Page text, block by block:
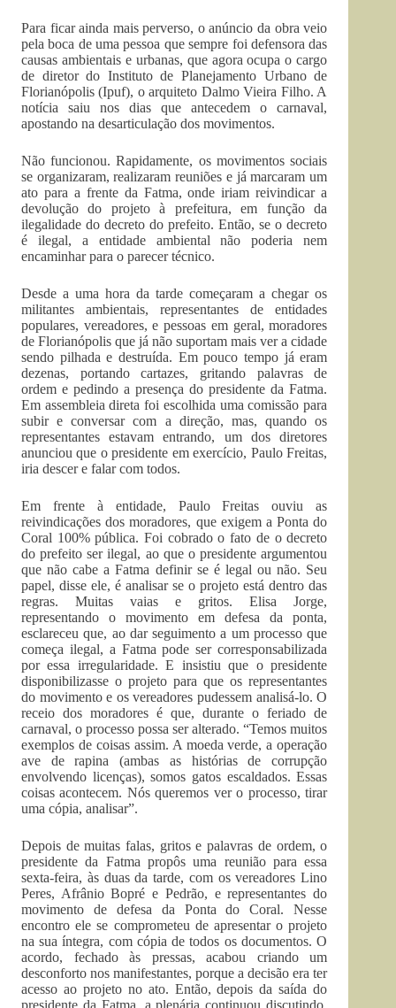
Para ficar ainda mais perverso, o anúncio da obra veio
pela boca de uma pessoa que sempre foi defensora das
causas ambientais e urbanas, que agora ocupa o cargo
de diretor do Instituto de Planejamento Urbano de
Florianópolis (Ipuf), o arquiteto Dalmo Vieira Filho. A
notícia saiu nos dias que antecedem o carnaval,
apostando na desarticulação dos movimentos.
Não funcionou. Rapidamente, os movimentos sociais
se organizaram, realizaram reuniões e já marcaram um
ato para a frente da Fatma, onde iriam reivindicar a
devolução do projeto à prefeitura, em função da
ilegalidade do decreto do prefeito. Então, se o decreto
é ilegal, a entidade ambiental não poderia nem
encaminhar para o parecer técnico.
Desde a uma hora da tarde começaram a chegar os
militantes ambientais, representantes de entidades
populares, vereadores, e pessoas em geral, moradores
de Florianópolis que já não suportam mais ver a cidade
sendo pilhada e destruída. Em pouco tempo já eram
dezenas, portando cartazes, gritando palavras de
ordem e pedindo a presença do presidente da Fatma.
Em assembleia direta foi escolhida uma comissão para
subir e conversar com a direção, mas, quando os
representantes estavam entrando, um dos diretores
anunciou que o presidente em exercício, Paulo Freitas,
iria descer e falar com todos.
Em frente à entidade, Paulo Freitas ouviu as
reivindicações dos moradores, que exigem a Ponta do
Coral 100% pública. Foi cobrado o fato de o decreto
do prefeito ser ilegal, ao que o presidente argumentou
que não cabe a Fatma definir se é legal ou não. Seu
papel, disse ele, é analisar se o projeto está dentro das
regras. Muitas vaias e gritos. Elisa Jorge,
representando o movimento em defesa da ponta,
esclareceu que, ao dar seguimento a um processo que
começa ilegal, a Fatma pode ser corresponsabilizada
por essa irregularidade. E insistiu que o presidente
disponibilizasse o projeto para que os representantes
do movimento e os vereadores pudessem analisá-lo. O
receio dos moradores é que, durante o feriado de
carnaval, o processo possa ser alterado. “Temos muitos
exemplos de coisas assim. A moeda verde, a operação
ave de rapina (ambas as histórias de corrupção
envolvendo licenças), somos gatos escaldados. Essas
coisas acontecem. Nós queremos ver o processo, tirar
uma cópia, analisar”.
Depois de muitas falas, gritos e palavras de ordem, o
presidente da Fatma propôs uma reunião para essa
sexta-feira, às duas da tarde, com os vereadores Lino
Peres, Afrânio Bopré e Pedrão, e representantes do
movimento de defesa da Ponta do Coral. Nesse
encontro ele se comprometeu de apresentar o projeto
na sua íntegra, com cópia de todos os documentos. O
acordo, fechado às pressas, acabou criando um
desconforto nos manifestantes, porque a decisão era ter
acesso ao projeto no ato. Então, depois da saída do